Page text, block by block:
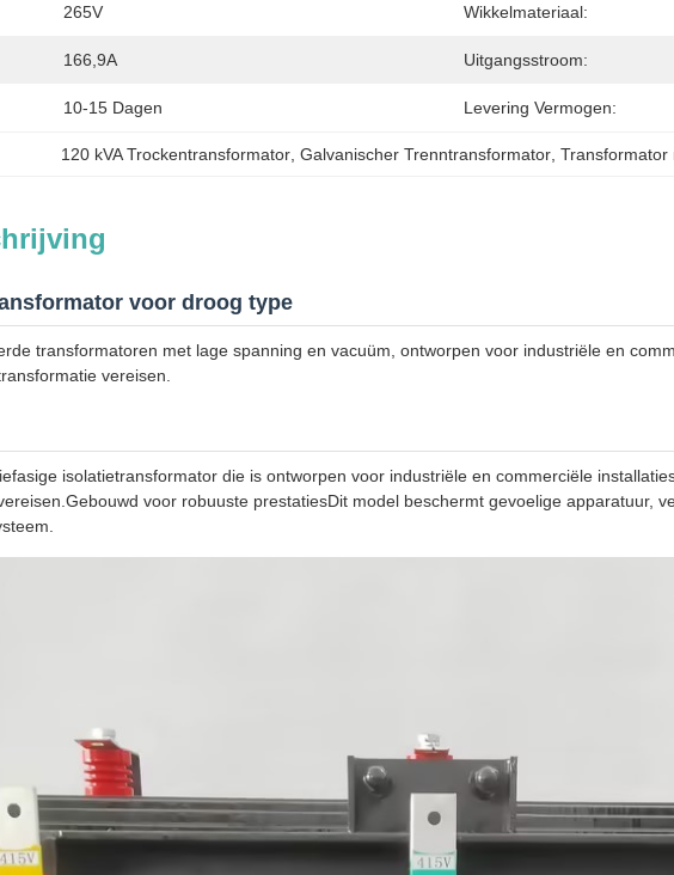
265V Wikkelmateriaal:
166,9A Uitgangsstroom:
10-15 Dagen Levering Vermogen:
120 kVA Trockentransformator , Galvanischer Trenntransformator , Transformator
voor droog type
transformatoren met lage spanning en vacuüm, ontworpen voor industriële en
vereisen.
isolatietransformator die is ontworpen voor industriële en commerciële
voor robuuste prestatiesDit model beschermt gevoelige apparatuur,